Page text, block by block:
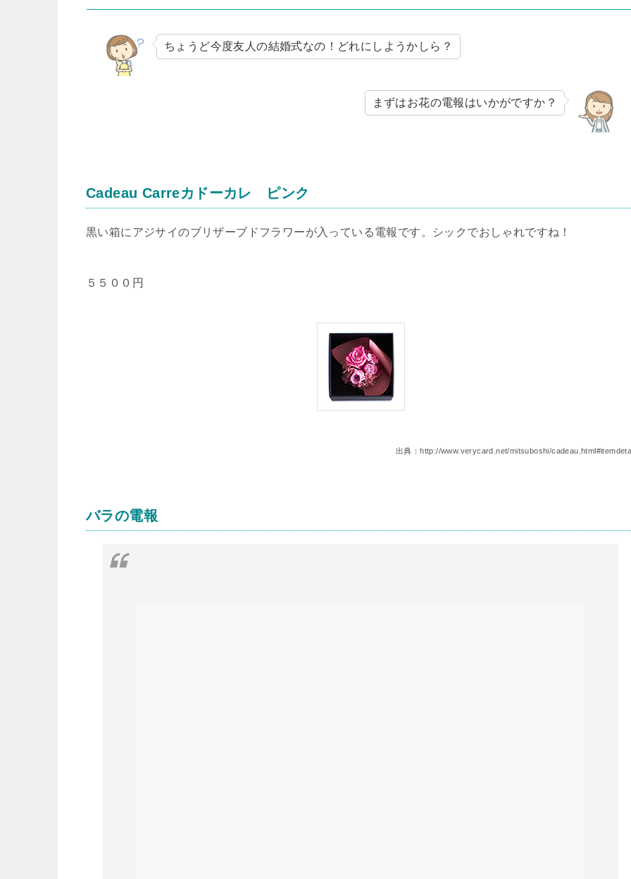
ちょうど今度友人の結婚式なの！どれにしようかしら？
まずはお花の電報はいかがですか？
Cadeau Carreカドーカレ ピンク
黒い箱にアジサイのブリザーブドフラワーが入っている電報です。シックでおしゃれですね！
５５００円
出典：http://www.verycard.net/mitsuboshi/
バラの電報